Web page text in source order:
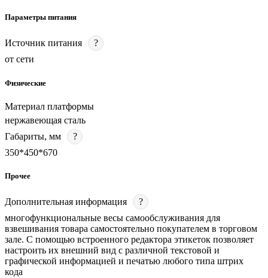
Параметры питания
Источник питания
?
от сети
Физические
Материал платформы
нержавеющая сталь
Габариты, мм
?
350*450*670
Прочее
Дополнительная информация
?
многофункциональные весы самообслуживания для
взвешивания товара самостоятельно покупателем в торговом
зале. С помощью встроенного редактора этикеток позволяет
настроить их внешний вид с различной текстовой и
графической информацией и печатью любого типа штрих
кода